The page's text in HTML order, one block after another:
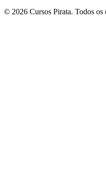
© 2026 Cursos Pirata. Todos os